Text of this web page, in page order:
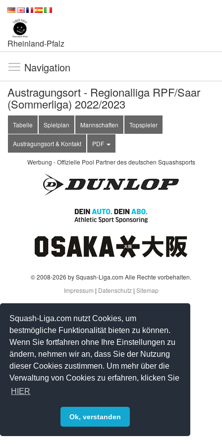
Squash-Liga.com nutzt Cookies, um
bestmögliche Funktionalität bieten zu können.
Wenn Sie fortfahren ohne Ihre Einstellungen zu
ändern, nehmen wir an, dass Sie der Nutzung
dieser Cookies zustimmen. Um mehr über die
Verwaltung von Cookies zu erfahren, klicken Sie
HIER
Ok, verstanden
Rheinland-Pfalz
Navigation
Austragungsort - Regionalliga RPF/Saar
(Sommerliga) 2022/2023
Tabelle Spielplan Mannschaften Topspieler
Austragungsort & Kontakt PDF
Werbung - Offizielle Pool Partner des deutschen Squashsports
© 2008-2026 by Squash-Liga.com Alle Rechte vorbehalten.
Impressum | Datenschutz| Sitemap